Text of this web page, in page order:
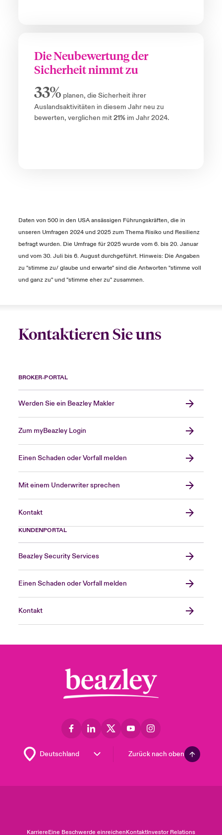
Die Neubewertung der
Sicherheit nimmt zu
33% planen, die Sicherheit ihrer
Auslandsaktivitäten in diesem Jahr neu zu
bewerten, verglichen mit21% im Jahr 2024.
Daten von 500 in den USA ansässigen Führungskräften, die in
unseren Umfragen 2024 und 2025 zum Thema Risiko und Resilienz
befragt wurden. Die Umfrage für 2025 wurde vom 6. bis 20. Januar
und vom 30. Juli bis 6. August durchgeführt. Hinweis: Die Angaben
zu "stimme zu/ glaube und erwarte" sind die Antworten "stimme voll
und ganz zu" und "stimme eher zu" zusammen.
Kontaktieren Sie uns
BROKER-PORTAL
Werden Sie ein Beazley Makler
Zum myBeazley Login
Einen Schaden oder Vorfall melden
Mit einem Underwriter sprechen
Kontakt
KUNDENPORTAL
Beazley Security Services
Einen Schaden oder Vorfall melden
Kontakt
Zurück nach oben
KarriereEine Beschwerde einreichenKontaktInvestor Relations